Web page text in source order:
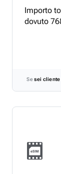
Importo
dovuto
Sesei cliente